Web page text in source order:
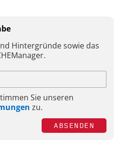
Hintergründe sowie das
Sie unseren
zu.
ABSENDEN